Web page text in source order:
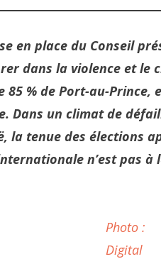
en place du Conseil
dans la violence et le
85 % de Port-au-Prince,
Dans un climat de
la tenue des élections
n’est pas à
Photo :
Digital